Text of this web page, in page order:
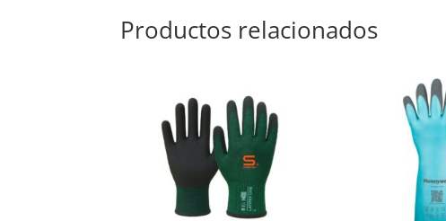
Productos relacionados